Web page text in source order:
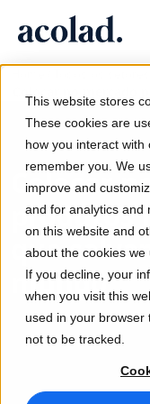
This website stores
These cookies are
how you interact
remember you. We
improve and
and for analytics and
on this website and
about the cookies we
If you decline, your
when you visit this
used in your
not to be tracked.
Tradução
Velocidade da IA,
Interpretação
Comunicação
Mídia e
Leve histórias a
Consultoria
Lia Translate
Traduções
Conectividade
Integração nos
Interpretação
Tradução de voz
Garantia de
Histórias de
Resultados reais dos
Artigos
Perspetivas de
Ebooks
Guias e estratégias
Webinars on
Sobre a
Parceiros
Notícias
Colocar
produtos
que
mundo
Saiba como a
farmacêutica
produtos que